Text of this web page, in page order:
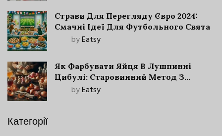
Страви Для Перегляду Євро 2024:
Смачні Ідеї Для Футбольного Свята
byEatsy
Як Фарбувати Яйця В Лушпинні
Цибулі: Старовинний Метод З
Сучасними Нюансами
byEatsy
Категорії